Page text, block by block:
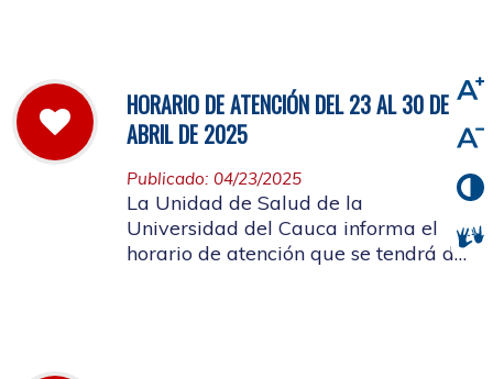
HORARIO DE ATENCIÓN DEL 23 AL 30 DE
ABRIL DE 2025
Publicado: 04/23/2025
La Unidad de Salud de la
Universidad del Cauca informa el
horario de atención que se tendrá del